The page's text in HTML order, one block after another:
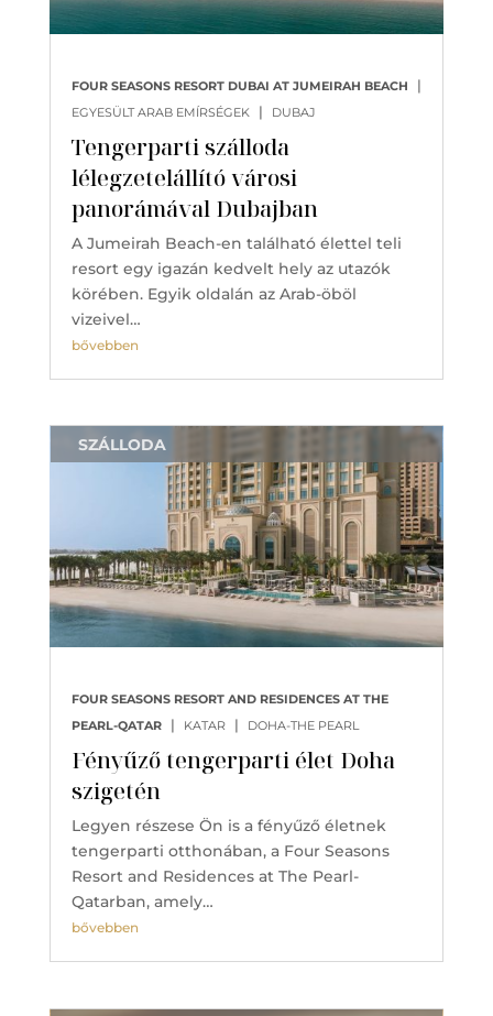
Tengerparti szálloda
lélegzetelállító városi
panorámával Dubajban
FOUR SEASONS RESORT DUBAI AT JUMEIRAH BEACH |
EGYESÜLT ARAB EMÍRSÉGEK | DUBAJ
A Jumeirah Beach-en található élettel teli
resort egy igazán kedvelt hely az utazók
körében. Egyik oldalán az Arab-öböl
vizeivel…
bővebben
Fényűző tengerparti élet Doha
szigetén
FOUR SEASONS RESORT AND RESIDENCES AT THE
PEARL-QATAR
| KATAR | DOHA-THE PEARL
SZÁLLODA
Legyen részese Ön is a fényűző életnek
tengerparti otthonában, a Four Seasons
Resort and Residences at The Pearl-
Qatarban, amely…
bővebben